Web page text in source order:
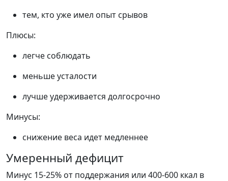
тем, кто уже имел опыт срывов
Плюсы:
легче соблюдать
меньше усталости
лучше удерживается долгосрочно
Минусы:
снижение веса идет медленнее
Умеренный дефицит
Минус 15-25% от поддержания или 400-600 ккал в